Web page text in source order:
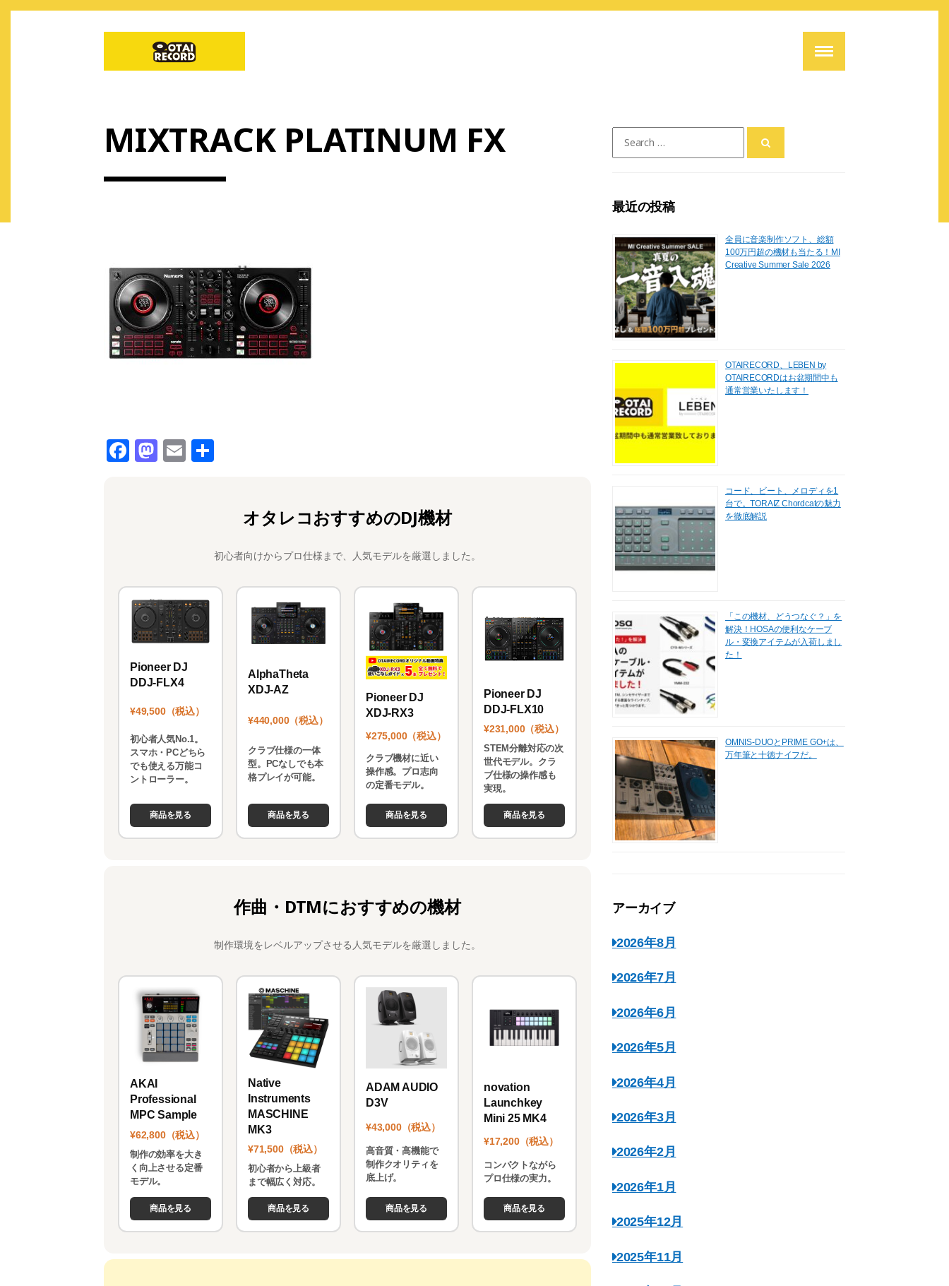
MIXTRACK PLATINUM FX
F
o
k
M
n
E
オタレコおすすめのDJ機材
初心者向けからプロ仕様まで、人気モデルを厳選しました。
Pioneer DJ
DDJ-FLX4
¥49,500（税込）
初心者人気No.1。
スマホ・PCどちら
でも使える万能コ
ントローラー。
商品を見る
AlphaTheta
XDJ-AZ
¥440,000（税込）
クラブ仕様の一体
型。PCなしでも本
格プレイが可能。
商品を見る
Pioneer DJ
XDJ-RX3
¥275,000（税込）
クラブ機材に近い
操作感。プロ志向
の定番モデル。
商品を見る
Pioneer DJ
DDJ-FLX10
¥231,000（税込）
STEM分離対応の次
世代モデル。クラ
ブ仕様の操作感も
実現。
商品を見る
作曲・DTMにおすすめの機材
制作環境をレベルアップさせる人気モデルを厳選しました。
AKAI
Professional
MPC Sample
¥62,800（税込）
制作の効率を大き
く向上させる定番
モデル。
商品を見る
Native
Instruments
MASCHINE
MK3
¥71,500（税込）
初心者から上級者
まで幅広く対応。
商品を見る
ADAM AUDIO
D3V
¥43,000（税込）
高音質・高機能で
制作クオリティを
底上げ。
商品を見る
novation
Launchkey
Mini 25 MK4
¥17,200（税込）
コンパクトながら
プロ仕様の実力。
商品を見る
for:
最近の投稿
全員に音楽制作ソフト、総額
100万円超の機材も当たる！MI
Creative Summer Sale 2026
OTAIRECORD、LEBEN by
OTAIRECORDはお盆期間中も
通常営業いたします！
コード、ビート、メロディを1
台で。TORAIZ Chordcatの魅力
を徹底解説
「この機材、どうつなぐ？」を
解決！HOSAの便利なケーブ
ル・変換アイテムが入荷しまし
た！
OMNIS-DUOとPRIME GO+は、
万年筆と十徳ナイフだ。
アーカイブ
2026年8月
2026年7月
2026年6月
2026年5月
2026年4月
2026年3月
2026年2月
2026年1月
2025年12月
2025年11月